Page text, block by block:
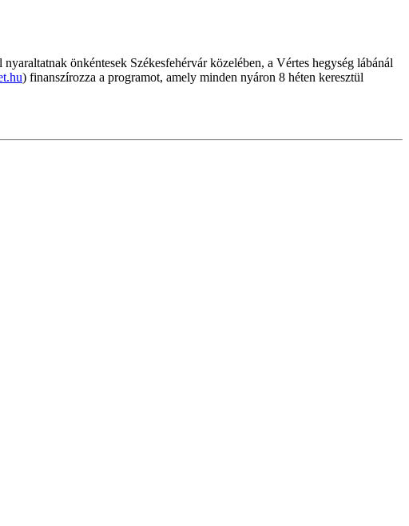
önkéntesek Székesfehérvár közelében, a Vértes hegység lábánál
) finanszírozza a programot, amely minden nyáron 8 héten keresztül